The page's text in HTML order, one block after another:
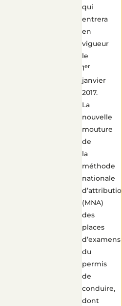
qui
entrera
en
vigueur
le
1er
janvier
2017.
La
nouvelle
mouture
de
la
méthode
nationale
(MNA)
des
places
d’examens
du
permis
de
conduire,
dont